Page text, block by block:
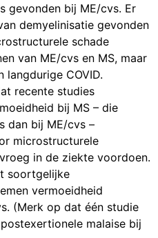
gevonden bij ME/cvs. Er
demyelinisatie gevonden
schade
van ME/cvs en MS, maar
COVID.
recente studies
bij MS – die
dan bij ME/cvs –
microstructurele
in de ziekte voordoen.
soortgelijke
vermoeidheid
(Merk op dat één studie
malaise bij